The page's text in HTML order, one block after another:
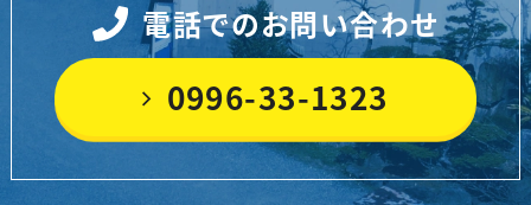
電話でのお問い合わせ
0996-33-1323